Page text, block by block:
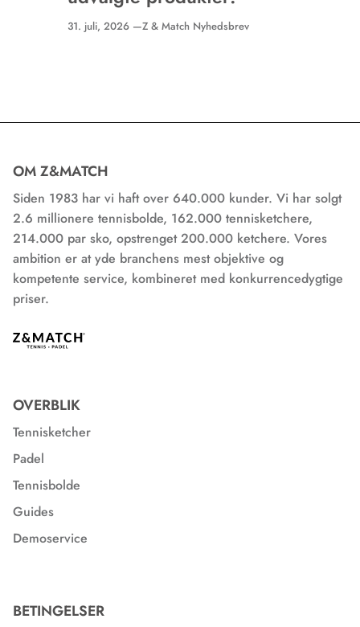
31. juli, 2026 —Z & Match Nyhedsbrev
OM Z&MATCH
Siden 1983 har vi haft over 640.000 kunder. Vi har solgt
2.6 millionere tennisbolde, 162.000 tennisketchere,
214.000 par sko, opstrenget 200.000 ketchere. Vores
ambition er at yde branchens mest objektive og
kompetente service, kombineret med konkurrencedygtige
priser.
OVERBLIK
Tennisketcher
Padel
Tennisbolde
Guides
Demoservice
BETINGELSER